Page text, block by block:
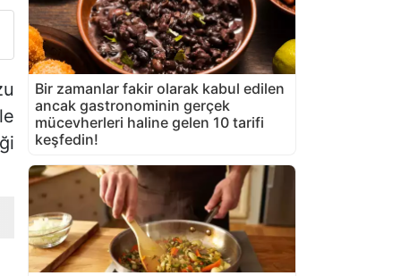
Bir zamanlar fakir olarak kabul edilen
ancak gastronominin gerçek
mücevherleri haline gelen 10 tarifi
keşfedin!